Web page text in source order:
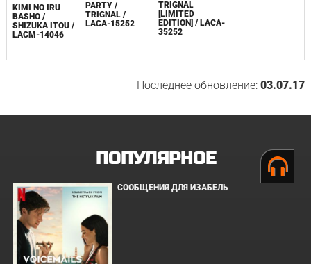
KIMI NO IRU
BASHO /
SHIZUKA ITOU /
LACM-14046
PARTY /
TRIGNAL /
LACA-15252
TRIGNAL
[LIMITED
EDITION] / LACA-
35252
Последнее обновление:03.07.17
ПОПУЛЯРНОЕ
СООБЩЕНИЯ ДЛЯ ИЗАБЕЛЬ